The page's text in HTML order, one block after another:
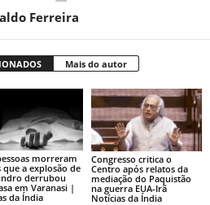
Ferreira
Mais do autor
morreram
que a explosão de
derrubou
em Varanasi |
da Índia
Congresso critica o
Centro após relatos da
mediação do Paquistão
na guerra EUA-Irã
Notícias da Índia